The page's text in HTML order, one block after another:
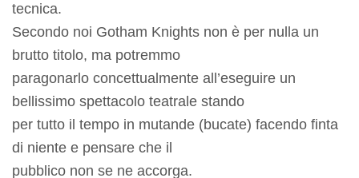
tecnica.
Secondo noi Gotham Knights non è per nulla un
brutto titolo, ma potremmo
paragonarlo concettualmente all’eseguire un
bellissimo spettacolo teatrale stando
per tutto il tempo in mutande (bucate) facendo finta
di niente e pensare che il
pubblico non se ne accorga.